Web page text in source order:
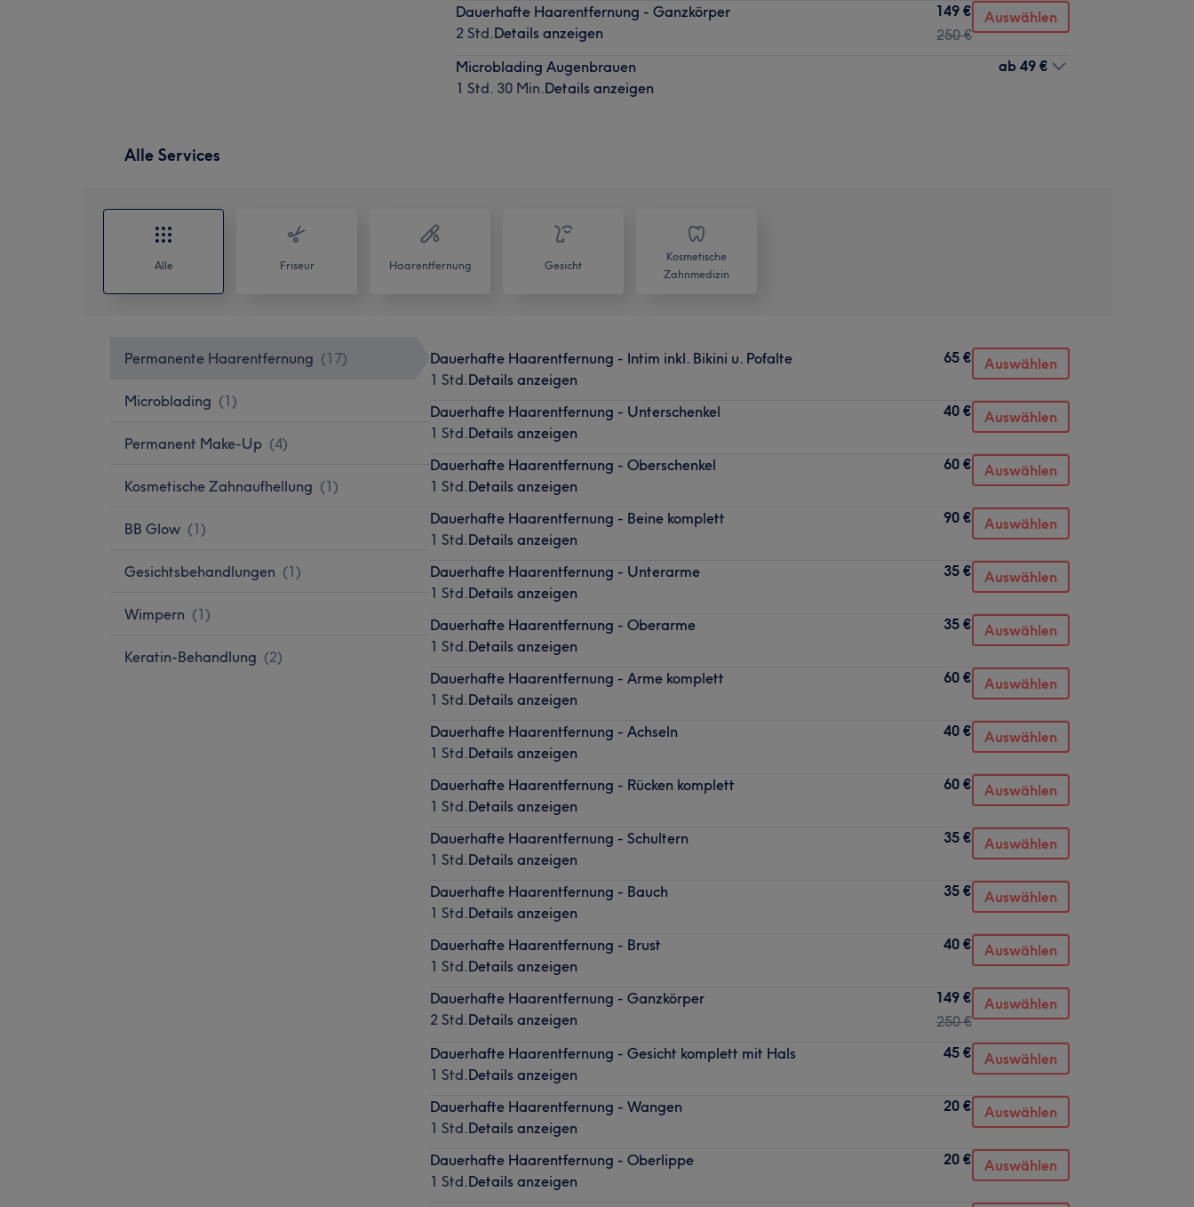
Dauerhafte Haarentfernung - Ganzkörper
2 Std.Details anzeigen
149 €
250 €
Auswählen
Microblading Augenbrauen
1 Std. 30 Min.Details anzeigen
ab 49 €
Alle Services
Alle Friseur Haarentfernung Gesicht
Kosmetische
Zahnmedizin
Permanente Haarentfernung (17)
Microblading (1)
Permanent Make-Up (4)
Kosmetische Zahnaufhellung (1)
BB Glow (1)
Gesichtsbehandlungen (1)
Wimpern (1)
Keratin-Behandlung (2)
Dauerhafte Haarentfernung - Intim inkl. Bikini u. Pofalte
1 Std.Details anzeigen
65 € Auswählen
Dauerhafte Haarentfernung - Unterschenkel
1 Std.Details anzeigen
40 € Auswählen
Dauerhafte Haarentfernung - Oberschenkel
1 Std.Details anzeigen
60 € Auswählen
Dauerhafte Haarentfernung - Beine komplett
1 Std.Details anzeigen
90 € Auswählen
Dauerhafte Haarentfernung - Unterarme
1 Std.Details anzeigen
35 € Auswählen
Dauerhafte Haarentfernung - Oberarme
1 Std.Details anzeigen
35 € Auswählen
Dauerhafte Haarentfernung - Arme komplett
1 Std.Details anzeigen
60 € Auswählen
Dauerhafte Haarentfernung - Achseln
1 Std.Details anzeigen
40 € Auswählen
Dauerhafte Haarentfernung - Rücken komplett
1 Std.Details anzeigen
60 € Auswählen
Dauerhafte Haarentfernung - Schultern
1 Std.Details anzeigen
35 € Auswählen
Dauerhafte Haarentfernung - Bauch
1 Std.Details anzeigen
35 € Auswählen
Dauerhafte Haarentfernung - Brust
1 Std.Details anzeigen
40 € Auswählen
Dauerhafte Haarentfernung - Ganzkörper
2 Std.Details anzeigen
149 €
250 €
Auswählen
Dauerhafte Haarentfernung - Gesicht komplett mit Hals
1 Std.Details anzeigen
45 € Auswählen
Dauerhafte Haarentfernung - Wangen
1 Std.Details anzeigen
20 € Auswählen
Dauerhafte Haarentfernung - Oberlippe
1 Std.Details anzeigen
20 € Auswählen